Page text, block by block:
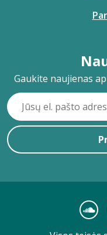
Gaukite naujienas